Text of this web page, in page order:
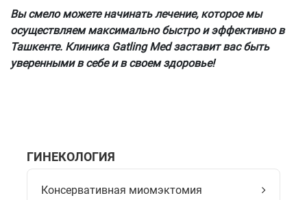
Вы смело можете начинать лечение, которое мы
осуществляем максимально быстро и эффективно в
Ташкенте. Клиника Gatling Med заставит вас быть
уверенными в себе и в своем здоровье!
ГИНЕКОЛОГИЯ
Консервативная миомэктомия